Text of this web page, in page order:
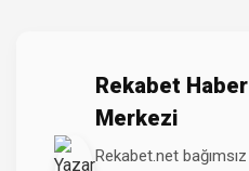
Rekabet Haber
Merkezi
Rekabet.net bağımsız